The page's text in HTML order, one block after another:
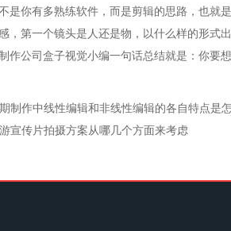
你有多熟练软件，而是剪辑的思路，也就是
，第一个镜头是人还是物，以什么样的形式
作公司盒子视觉小编一句话总结就是：你要
制作中线性编辑和非线性编辑的各自特点是
宣传片拍摄方案从哪几个方面来考虑